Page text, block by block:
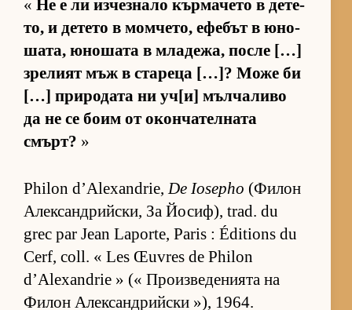
« Не е ли из­чез­нало кър­ма­чето в де­те­
то, и де­тето в мом­че­то, ефе­бът в юно­
ша­та, юно­шата в мла­де­жа, после […]
зре­лият мъж в ста­реца […]? Може би
[…] при­ро­дата ни уч­[и] мъл­ча­ливо
да не се боим от окон­ча­тел­ната
смърт? »
Philon d’Alexandrie,De Iosepho (Фи­лон
Алек­сан­д­рийс­ки, За Йо­сиф), trad. du
grec par Jean Laporte, Paris : Éditions du
Cerf, coll. « Les Œuvres de Philon
d’Alexandrie » (« Про­из­ве­де­ни­ята на
Фи­лон Алек­сан­д­рийски »), 1964.